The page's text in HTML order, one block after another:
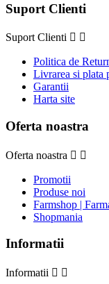
Suport Clienti
Suport Clienti  
Politica de
Livrarea si plata
Garantii
Harta site
Oferta noastra
Oferta noastra  
Promotii
Produse noi
Farmshop |
Shopmania
Informatii
Informatii  